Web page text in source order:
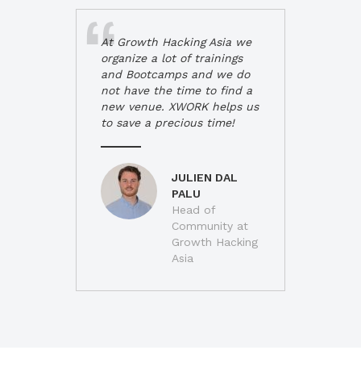
At Growth Hacking Asia we
organize a lot of trainings
and Bootcamps and we do
not have the time to find a
new venue. XWORK helps us
to save a precious time!
JULIEN DAL
PALU
Head of
Community at
Growth Hacking
Asia